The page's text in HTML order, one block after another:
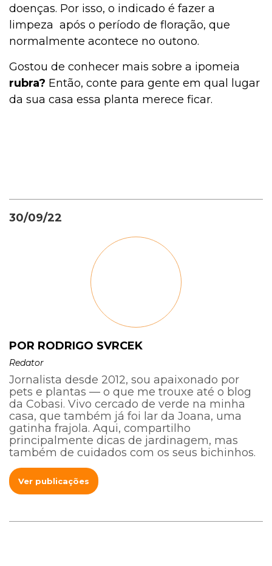
doenças. Por isso, o indicado é fazer a
limpeza após o período de floração, que
normalmente acontece no outono.
Gostou de conhecer mais sobre a ipomeia
rubra? Então, conte para gente em qual lugar
da sua casa essa planta merece ficar.
30/09/22
POR RODRIGO SVRCEK
Redator
Jornalista desde 2012, sou apaixonado por
pets e plantas — o que me trouxe até o blog
da Cobasi. Vivo cercado de verde na minha
casa, que também já foi lar da Joana, uma
gatinha frajola. Aqui, compartilho
principalmente dicas de jardinagem, mas
também de cuidados com os seus bichinhos.
Ver publicações